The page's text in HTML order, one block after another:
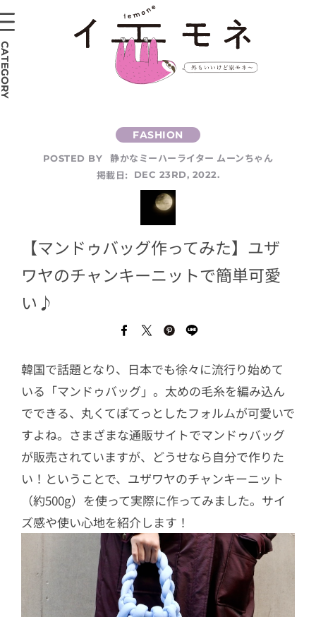
POSTED BY
静かなミーハーライター ムーンちゃん
掲載日:
DEC 23RD, 2022.
【マンドゥバッグ作ってみた】ユザ
ワヤのチャンキーニットで簡単可愛
い♪
韓国で話題となり、日本でも徐々に流行り始めて
いる「マンドゥバッグ」。太めの毛糸を編み込ん
でできる、丸くてぽてっとしたフォルムが可愛いで
すよね。さまざまな通販サイトでマンドゥバッグ
が販売されていますが、どうせなら自分で作りた
い！ということで、ユザワヤのチャンキーニット
（約500g）を使って実際に作ってみました。サイ
ズ感や使い心地を紹介します！